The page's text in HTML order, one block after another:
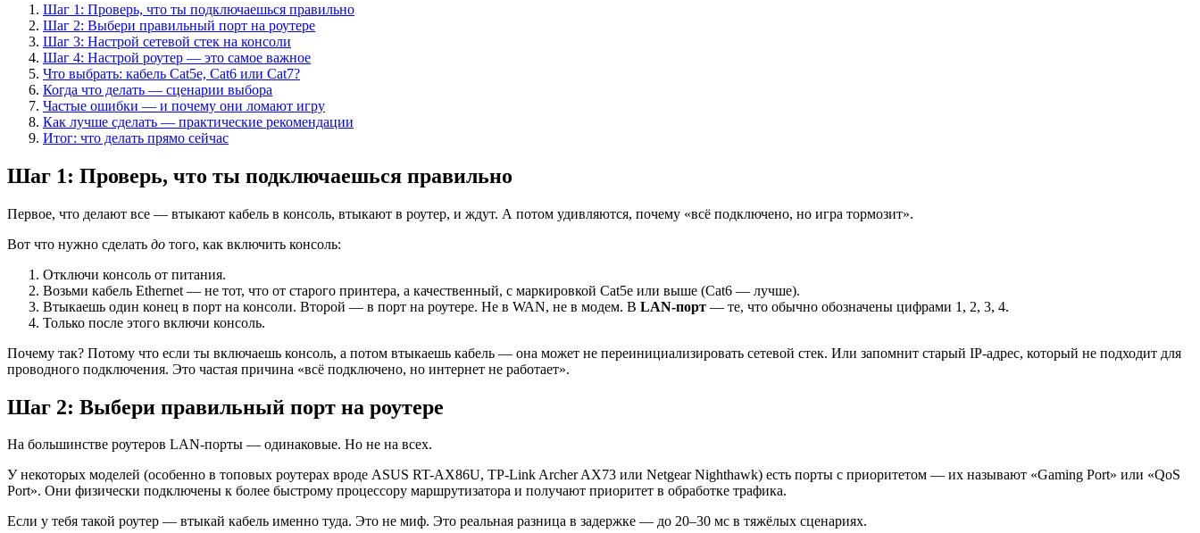
Шаг 1: Проверь, что ты подключаешься правильно
Шаг 2: Выбери правильный порт на роутере
Шаг 3: Настрой сетевой стек на консоли
Шаг 4: Настрой роутер — это самое важное
Что выбрать: кабель Cat5e, Cat6 или Cat7?
Когда что делать — сценарии выбора
Частые ошибки — и почему они ломают игру
Как лучше сделать — практические рекомендации
Итог: что делать прямо сейчас
Шаг 1: Проверь, что ты подключаешься правильно
Первое, что делают все — втыкают кабель в консоль, втыкают в роутер, и ждут. А потом удивляются, почему «всё подключено, но игра тормозит».
Вот что нужно сделать до того, как включить консоль:
Отключи консоль от питания.
Возьми кабель Ethernet — не тот, что от старого принтера, а качественный, с маркировкой Cat5e или выше (Cat6 — лучше).
Втыкаешь один конец в порт на консоли. Второй — в порт на роутере. Не в WAN, не в модем. В LAN-порт — те, что обычно обозначены цифрами 1, 2, 3, 4.
Только после этого включи консоль.
Почему так? Потому что если ты включаешь консоль, а потом втыкаешь кабель — она может не переинициализировать сетевой стек. Или запомнит старый IP-адрес, который не подходит для
проводного подключения. Это частая причина «всё подключено, но интернет не работает».
Шаг 2: Выбери правильный порт на роутере
На большинстве роутеров LAN-порты — одинаковые. Но не на всех.
У некоторых моделей (особенно в топовых роутерах вроде ASUS RT-AX86U, TP-Link Archer AX73 или Netgear Nighthawk) есть порты с приоритетом — их называют «Gaming Port» или «QoS
Port». Они физически подключены к более быстрому процессору маршрутизатора и получают приоритет в обработке трафика.
Если у тебя такой роутер — втыкай кабель именно туда. Это не миф. Это реальная разница в задержке — до 20–30 мс в тяжёлых сценариях.